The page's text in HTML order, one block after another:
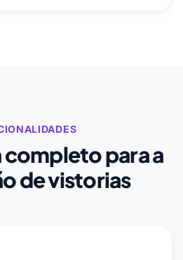
completo para a
de vistorias